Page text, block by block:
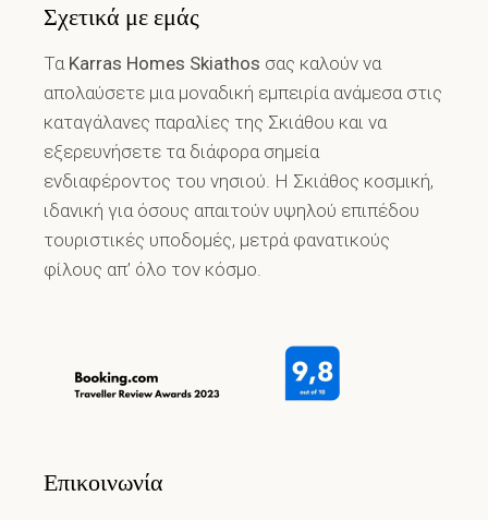
Σχετικά με εμάς
Τα Karras Homes Skiathos σας καλούν να
απολαύσετε μια μοναδική εμπειρία ανάμεσα στις
καταγάλανες παραλίες της Σκιάθου και να
εξερευνήσετε τα διάφορα σημεία
ενδιαφέροντος του νησιού. Η Σκιάθος κοσμική,
ιδανική για όσους απαιτούν υψηλού επιπέδου
τουριστικές υποδομές, μετρά φανατικούς
φίλους απ’ όλο τον κόσμο.
Επικοινωνία